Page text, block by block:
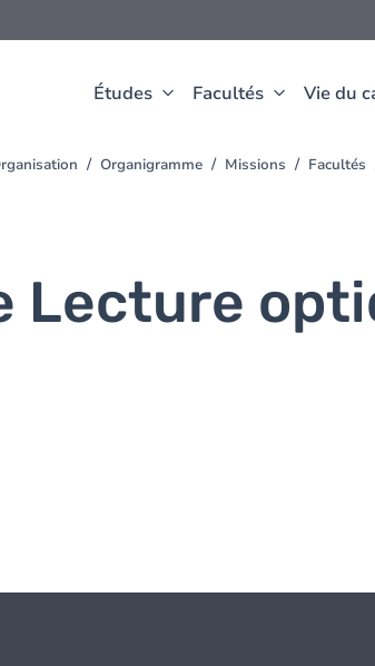
Études Facultés Vie du
Organigramme Missions Facultés
Lecture